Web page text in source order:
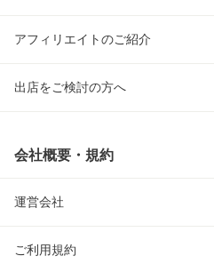
アフィリエイトのご紹介
出店をご検討の方へ
会社概要・規約
運営会社
ご利用規約